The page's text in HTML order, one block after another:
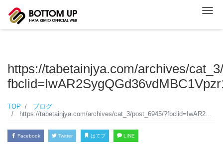
ナ
https://tabetainjya.com/archives/
TOP
ブログ
https://tabetainjya.com/archives/cat_3/post_6945/?fbclid=IwAR2SygQGd36vdMBC1Vpzr1WmGUHk3L6HjX7JYjdUJh1qFye9YbNi63enjC0
Facebook Twitter はてブ LINE